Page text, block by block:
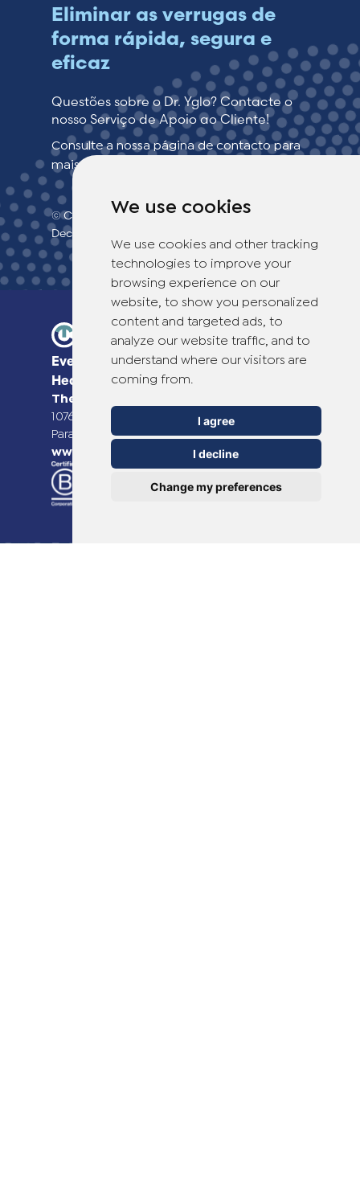
We use cookies
We use cookies and other tracking
technologies to improve your
browsing experience on our
website, to show you personalized
content and targeted ads, to
analyze our website traffic, and to
understand where our visitors are
coming from.
I agree
I decline
Change my preferences
Eliminar as verrugas de
forma rápida, segura e
eficaz
Questões sobre o Dr. Yglo? Contacte o
nosso Serviço de Apoio ao Cliente!
Consulte a nossa página de contacto para
mais informações.
© Copyright 2026 TheOTCLab B.V.>
Declaração de confidencialidade
Everyday Smart
Healthcare Solutions
TheOTCLab B.V.
1076 EE Amsterdam, The Netherlands
Para mais informações, visite
www.theotclab.com